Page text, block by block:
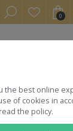
the best online
of cookies in
the policy.
0